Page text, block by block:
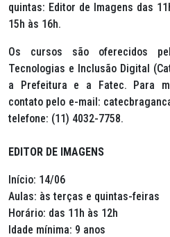
quintas: Editor de Imagens das
15h às 16h.
Os cursos são oferecidos
Tecnologias e Inclusão Digital
a Prefeitura e a Fatec. Para
contato pelo e-mail:
telefone: (11) 4032-7758.
EDITOR DE IMAGENS
Início: 14/06
Aulas: às terças e quintas-feiras
Horário: das 11h às 12h
Idade mínima: 9 anos